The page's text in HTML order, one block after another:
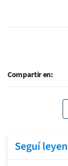
Compartir en:
Seguí